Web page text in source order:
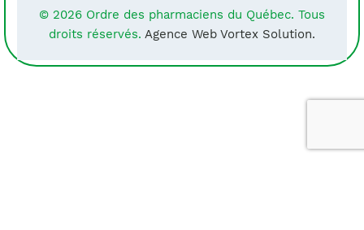
© 2026 Ordre des pharmaciens du Québec. Tous
droits réservés. Agence Web Vortex Solution.